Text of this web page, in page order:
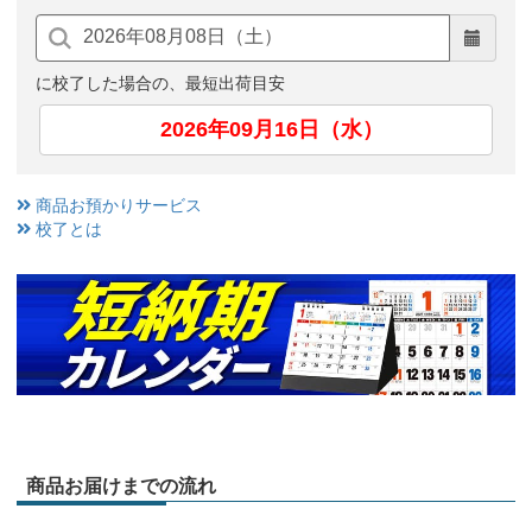
に校了した場合の、最短出荷目安
2026年09月16日（水）
商品お預かりサービス
校了とは
商品お届けまでの流れ